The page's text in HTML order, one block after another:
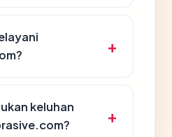
keluhan